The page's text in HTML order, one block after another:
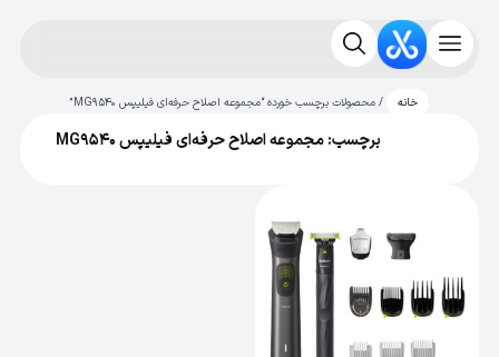
خانه / محصولات برچسب خورده “مجموعه اصلاح حرفه‌ای فیلیپس MG9540”
برچسب: مجموعه اصلاح حرفه‌ای فیلیپس MG9540